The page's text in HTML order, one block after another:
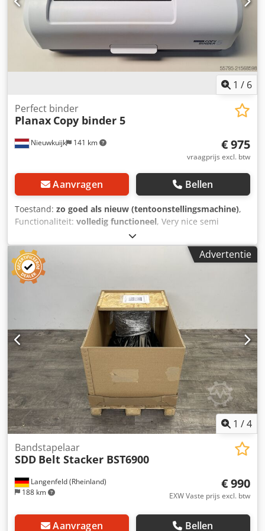
1 / 6
Nieuwkuijk 141 km
Perfect binder
Planax Copy binder 5
€ 975
vraagprijs excl. btw
Aanvragen Bellen
Toestand: zo goed als nieuw (tentoonstellingsmachine),
Functionaliteit: volledig functioneel, Very nice semi
automatic thermo binding machine for sale. Brand Planax
type Copybinder 5. From 5 till 330 sheets linen tapes 200
books per hour. 220/240 volts made in Germany. Counter
only 43755 . Including a lot of strips. Credpfxoywic Ao Am
Tjf Of course you are welcome to test this machine with us.
We can arrange the transport/packaging for you and load
it into a truck or container. Ask for a price including
transport (location the Netherlands). Regards Henk Hoos.
Advertentie
1 /4
Langenfeld (Rheinland)
188 km
Bandstapelaar
SDD Belt Stacker BST6900
€ 990
EXW Vaste prijs excl. btw
Aanvragen Bellen